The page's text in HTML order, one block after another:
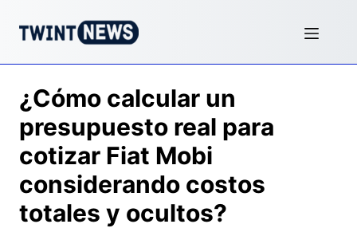
¿Cómo calcular un
presupuesto real para
cotizar Fiat Mobi
considerando costos
totales y ocultos?